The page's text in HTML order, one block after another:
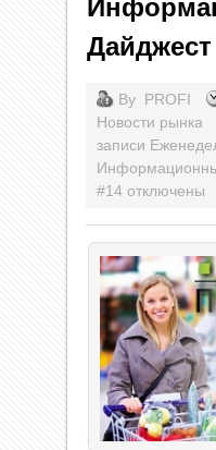
By PROFI
Новости рынка
записи
#14 отключены